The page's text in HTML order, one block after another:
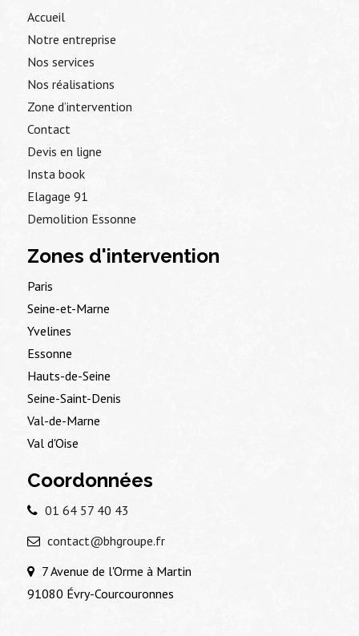
Accueil
Notre entreprise
Nos services
Nos réalisations
Zone d’intervention
Contact
Devis en ligne
Insta book
Elagage 91
Demolition Essonne
Zones d'intervention
Paris
Seine-et-Marne
Yvelines
Essonne
Hauts-de-Seine
Seine-Saint-Denis
Val-de-Marne
Val d'Oise
Coordonnées
01 64 57 40 43
contact@bhgroupe.fr
7 Avenue de l'Orme à Martin
91080 Évry-Courcouronnes